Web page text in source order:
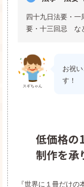
四十九日法要・
要・十三回忌 な
スギちゃん
お祝
す！
低価格の
制作を承
『世界に１冊だけ